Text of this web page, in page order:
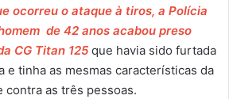
ocorreu o ataque à tiros, a Polícia
de 42 anos acabou preso
CG Titan 125que havia sido furtada
e tinha as mesmas características da
contra as três pessoas.